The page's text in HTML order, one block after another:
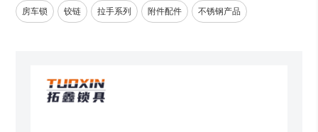
房车锁 铰链 拉手系列 附件配件 不锈钢产品